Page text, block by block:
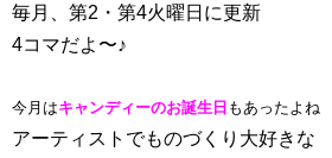
毎月、第2・第4火曜日に更新
4コマだよ〜♪
今月はキャンディーのお誕生日 もあったよね
アーティストでものづくり大好きな